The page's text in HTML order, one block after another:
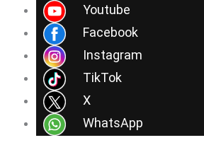
Youtube
Facebook
Instagram
TikTok
X
WhatsApp
contenido